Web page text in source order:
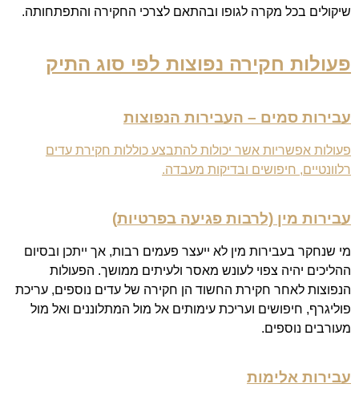
שיקולים בכל מקרה לגופו ובהתאם לצרכי החקירה והתפתחותה.
פעולות חקירה נפוצות לפי סוג התיק
עבירות סמים – העבירות הנפוצות
פעולות אפשריות אשר יכולות להתבצע כוללות חקירת עדים
רלוונטיים, חיפושים ובדיקות מעבדה.
עבירות מין (לרבות פגיעה בפרטיות)
מי שנחקר בעבירות מין לא ייעצר פעמים רבות, אך ייתכן ובסיום
ההליכים יהיה צפוי לעונש מאסר ולעיתים ממושך. הפעולות
הנפוצות לאחר חקירת החשוד הן חקירה של עדים נוספים, עריכת
פוליגרף, חיפושים ועריכת עימותים אל מול המתלוננים ואל מול
מעורבים נוספים.
עבירות אלימות